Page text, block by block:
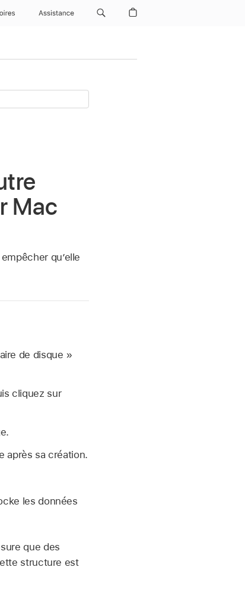
Assistance
Mac
qu’elle
de disque »
cliquez sur
après sa création.
les données
que des
structure est